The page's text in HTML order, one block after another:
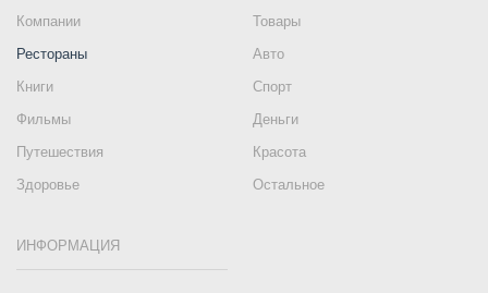
Компании
Товары
Рестораны
Авто
Книги
Спорт
Фильмы
Деньги
Путешествия
Красота
Здоровье
Остальное
ИНФОРМАЦИЯ